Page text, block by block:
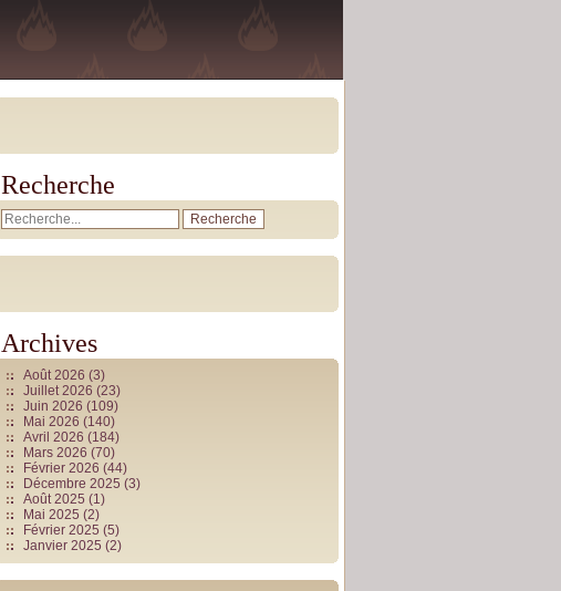
Recherche
Archives
Août 2026 (3)
Juillet 2026 (23)
Juin 2026 (109)
Mai 2026 (140)
Avril 2026 (184)
Mars 2026 (70)
Février 2026 (44)
Décembre 2025 (3)
Août 2025 (1)
Mai 2025 (2)
Février 2025 (5)
Janvier 2025 (2)